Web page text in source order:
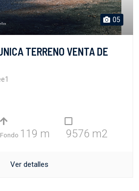
05
TERRENO VENTA DE
Fondo 119 m 9576 m2
Ver detalles